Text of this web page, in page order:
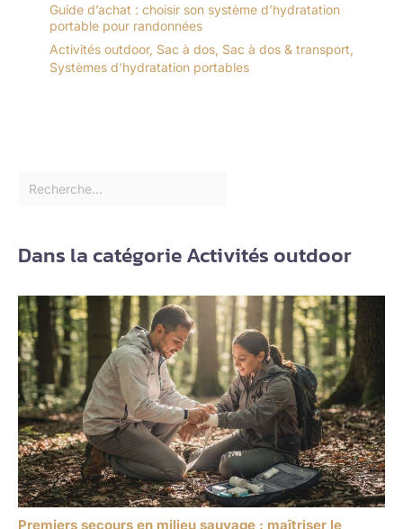
Guide d’achat : choisir son système d’hydratation
portable pour randonnées
Activités outdoor, Sac à dos, Sac à dos & transport,
Systèmes d'hydratation portables
Dans la catégorie Activités outdoor
Premiers secours en milieu sauvage : maîtriser le